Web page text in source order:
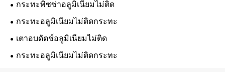
กระทะพิซซ่าอลูมิเนียมไม่ติด
กระทะอลูมิเนียมไม่ติดกระทะ
เตาอบดัตช์อลูมิเนียมไม่ติด
กระทะอลูมิเนียมไม่ติดกระทะ